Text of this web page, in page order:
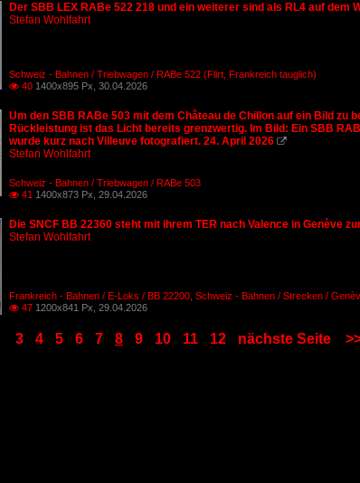
Der SBB LEX RABe 522 218 und ein weiterer sind als RL4 auf
Stefan Wohlfahrt
Schweiz - Bahnen / Triebwagen / RABe 522 (Flirt, Frankreich tauglich)
 40 1400x895 Px, 30.04.2026
Um den SBB RABe 503 mit dem Château de Chillon auf ein Bild
Rückleistung ist das Licht bereits grenzwertig. Im Bild: Ein SBB
wurde kurz nach Villeuve fotografiert. 24. April 2026 
Stefan Wohlfahrt
Schweiz - Bahnen / Triebwagen / RABe 503
 41 1400x873 Px, 29.04.2026
Die SNCF BB 22360 steht mit ihrem TER nach Valence in Genève
Stefan Wohlfahrt
Frankreich - Bahnen / E-Loks / BB 22200 Schweiz - Bahnen / Strecken /
 47 1200x841 Px, 29.04.2026
3 4 5 6 7 8 9 10 11 12 nächste Seite